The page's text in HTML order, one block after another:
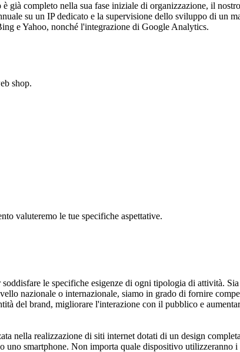
già completo nella sua fase iniziale di organizzazione, il
su un IP dedicato e la supervisione dello sviluppo di un
e Yahoo, nonché l'integrazione di Google Analytics.
shop.
valuteremo le tue specifiche aspettative.
le specifiche esigenze di ogni tipologia di attività.
nazionale o internazionale, siamo in grado di fornire
del brand, migliorare l'interazione con il pubblico e
nella realizzazione di siti internet dotati di un design
uno smartphone. Non importa quale dispositivo